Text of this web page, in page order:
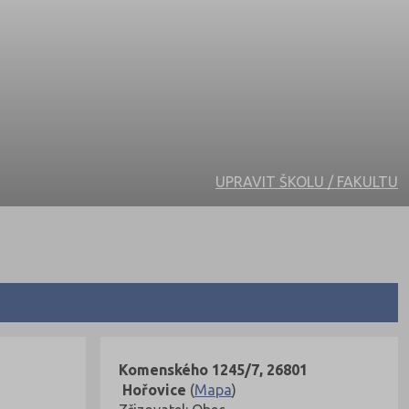
UPRAVIT ŠKOLU / FAKULTU
Komenského 1245/7, 26801
Hořovice (Mapa)